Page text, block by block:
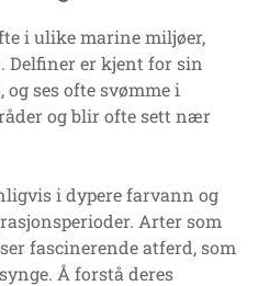
i ulike marine miljøer,
Delfiner er kjent for sin
ses ofte svømme i
og blir ofte sett nær
i dypere farvann og
Arter som
fascinerende atferd, som
Å forstå deres